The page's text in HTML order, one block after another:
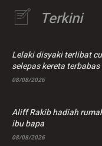
Terkini
Lelaki disyaki terlibat
selepas kereta terbabas
08/08/2026
Aliff Rakib hadiah
ibu bapa
08/08/2026